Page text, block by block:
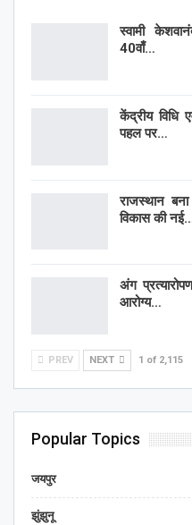
स्वामी
40वाँ…
केंद्रीय विधि
पहल पर…
राजस्थान
विकास की
अंग
आरोग्य…
PREV NEXT 1 of 2,115
Popular Topics
जयपुर
झुंझुनू